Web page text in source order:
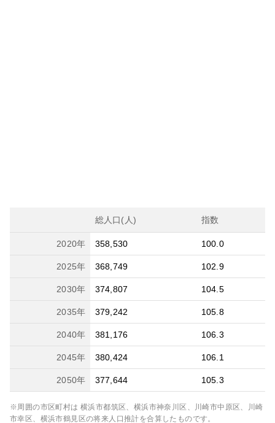
総人口(人) 指数
2020年 358,530 100.0
2025年 368,749 102.9
2030年 374,807 104.5
2035年 379,242 105.8
2040年 381,176 106.3
2045年 380,424 106.1
2050年 377,644 105.3
※周囲の市区町村は 横浜市都筑区、横浜市神奈川区、川崎市中原区、川崎
市幸区、横浜市鶴見区の将来人口推計を合算したものです。